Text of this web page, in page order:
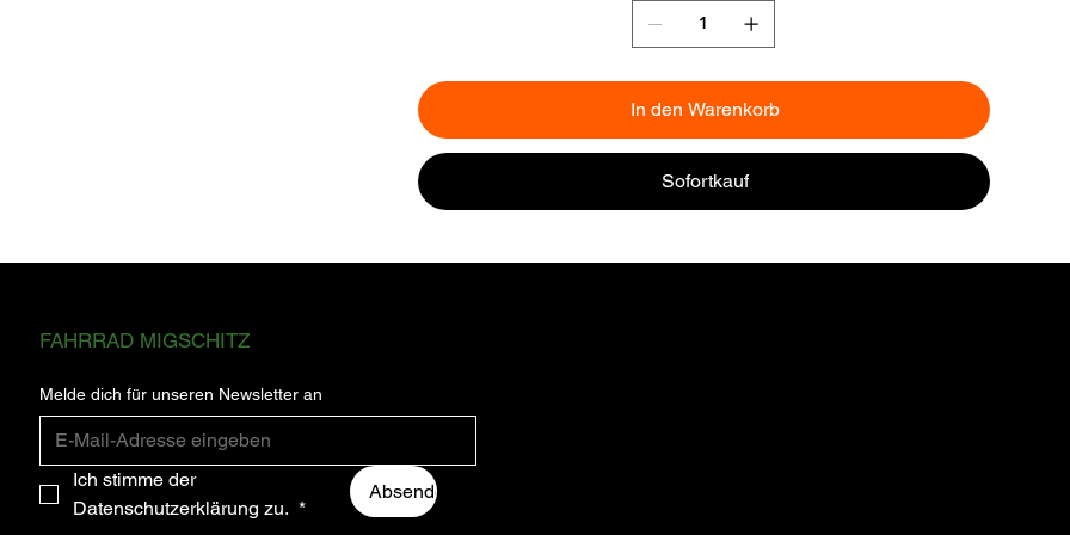
In den Warenkorb
Sofortkauf
FAHRRAD MIGSCHITZ
Melde dich für unseren Newsletter an
Ich stimme der
Datenschutzerklärung zu. *
Absenden